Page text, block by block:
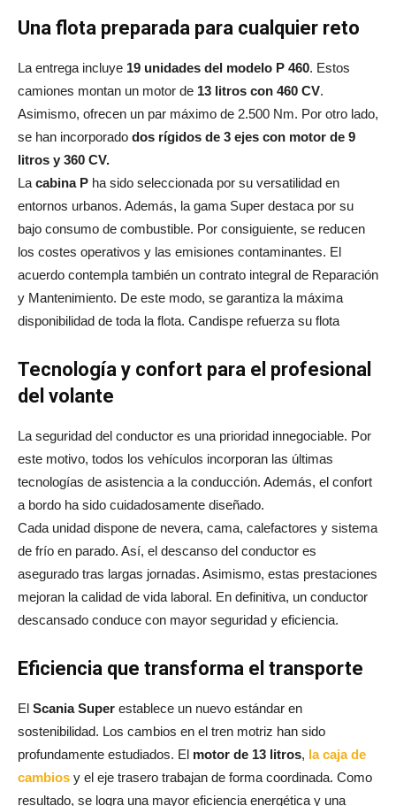
Una flota preparada para cualquier reto
La entrega incluye 19 unidades del modelo P 460. Estos
camiones montan un motor de 13 litros con 460 CV.
Asimismo, ofrecen un par máximo de 2.500 Nm. Por otro lado,
se han incorporado dos rígidos de 3 ejes con motor de 9
litros y 360 CV.
La cabina P ha sido seleccionada por su versatilidad en
entornos urbanos. Además, la gama Super destaca por su
bajo consumo de combustible. Por consiguiente, se reducen
los costes operativos y las emisiones contaminantes. El
acuerdo contempla también un contrato integral de Reparación
y Mantenimiento. De este modo, se garantiza la máxima
disponibilidad de toda la flota. Candispe refuerza su flota
Tecnología y confort para el profesional
del volante
La seguridad del conductor es una prioridad innegociable. Por
este motivo, todos los vehículos incorporan las últimas
tecnologías de asistencia a la conducción. Además, el confort
a bordo ha sido cuidadosamente diseñado.
Cada unidad dispone de nevera, cama, calefactores y sistema
de frío en parado. Así, el descanso del conductor es
asegurado tras largas jornadas. Asimismo, estas prestaciones
mejoran la calidad de vida laboral. En definitiva, un conductor
descansado conduce con mayor seguridad y eficiencia.
Eficiencia que transforma el transporte
El Scania Super establece un nuevo estándar en
sostenibilidad. Los cambios en el tren motriz han sido
profundamente estudiados. El motor de 13 litros, la caja de
cambios y el eje trasero trabajan de forma coordinada. Como
resultado, se logra una mayor eficiencia energética y una